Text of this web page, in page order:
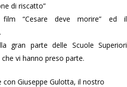
di riscatto”
“Cesare deve morire” ed il
gran parte delle Scuole Superiori
vi hanno preso parte.
con Giuseppe Gulotta, il nostro